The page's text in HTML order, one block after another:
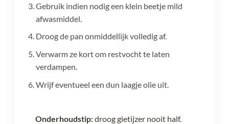
Gebruik indien nodig een klein beetje mild
afwasmiddel.
Droog de pan onmiddellijk volledig af.
Verwarm ze kort om restvocht te laten
verdampen.
Wrijf eventueel een dun laagje olie uit.
Onderhoudstip:droog gietijzer nooit half.